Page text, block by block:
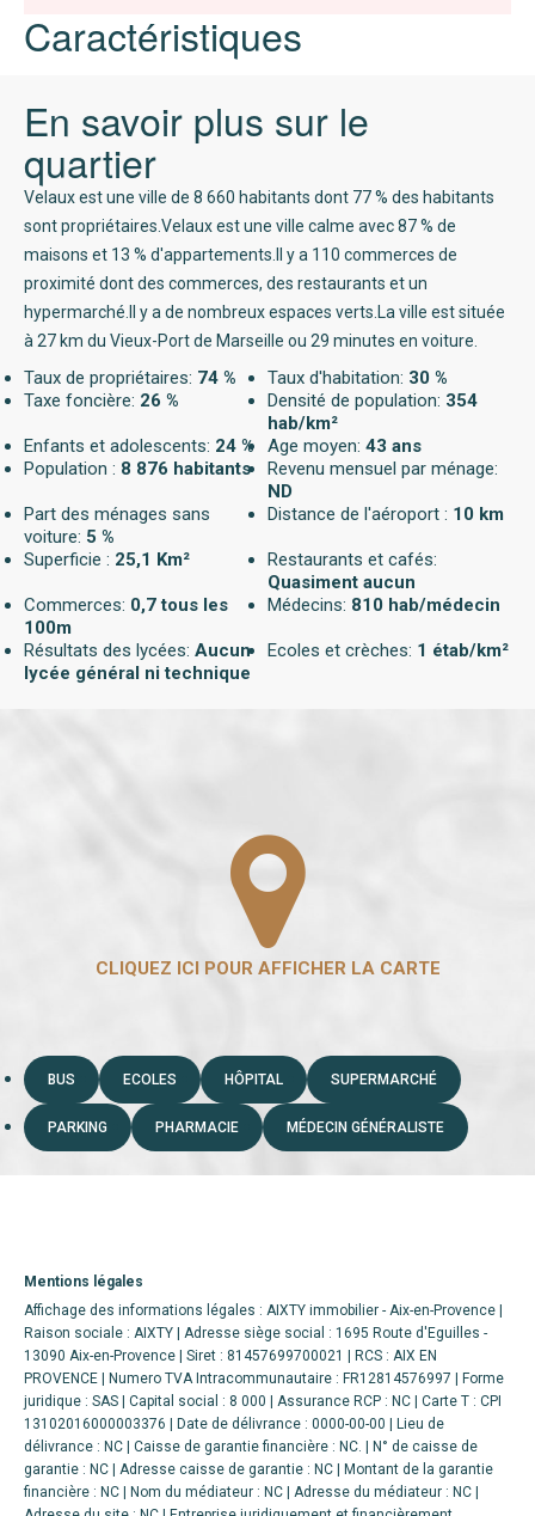
Caractéristiques
En savoir plus sur le
quartier
Velaux est une ville de 8 660 habitants dont 77 % des habitants
sont propriétaires.Velaux est une ville calme avec 87 % de
maisons et 13 % d'appartements.Il y a 110 commerces de
proximité dont des commerces, des restaurants et un
hypermarché.Il y a de nombreux espaces verts.La ville est située
à 27 km du Vieux-Port de Marseille ou 29 minutes en voiture.
Taux de propriétaires: 74 % Taux d'habitation: 30 %
Taxe foncière: 26 % Densité de population: 354
hab/km²
Enfants et adolescents: 24 % Age moyen: 43 ans
Population : 8 876 habitants
Revenu mensuel par ménage:
ND
Part des ménages sans
voiture: 5 %
Distance de l'aéroport : 10 km
Superficie : 25,1 Km²
Restaurants et cafés:
Quasiment aucun
Commerces: 0,7 tous les
100m
Médecins: 810 hab/médecin
Résultats des lycées: Aucun
lycée général ni technique
Ecoles et crèches: 1 étab/km²
BUS ECOLES HÔPITAL SUPERMARCHÉ
PARKING PHARMACIE MÉDECIN GÉNÉRALISTE
Mentions légales
Affichage des informations légales : AIXTY immobilier - Aix-en-Provence |
Raison sociale : AIXTY | Adresse siège social : 1695 Route d'Eguilles -
13090 Aix-en-Provence | Siret : 81457699700021 | RCS : AIX EN
PROVENCE | Numero TVA Intracommunautaire : FR12814576997 | Forme
juridique : SAS | Capital social : 8 000 | Assurance RCP : NC | Carte T : CPI
13102016000003376 | Date de délivrance : 0000-00-00 | Lieu de
délivrance : NC | Caisse de garantie financière : NC. | N° de caisse de
garantie : NC | Adresse caisse de garantie : NC | Montant de la garantie
financière : NC | Nom du médiateur : NC | Adresse du médiateur : NC |